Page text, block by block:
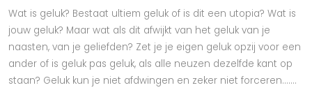
Wat is geluk? Bestaat ultiem geluk of is dit een utopia? Wat is
jouw geluk? Maar wat als dit afwijkt van het geluk van je
naasten, van je geliefden? Zet je je eigen geluk opzij voor een
ander of is geluk pas geluk, als alle neuzen dezelfde kant op
staan? Geluk kun je niet afdwingen en zeker niet forceren.......